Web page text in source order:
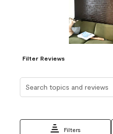
Filter Reviews
Filters